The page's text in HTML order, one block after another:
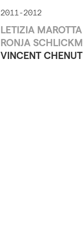
2011-2012
LETIZIA MAROTTA
RONJA
VINCENT CHENUT